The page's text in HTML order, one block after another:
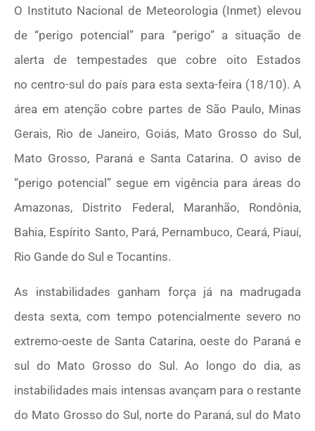
O Instituto Nacional de Meteorologia (Inmet) elevou
de “perigo potencial” para “perigo” a situação de
alerta de tempestades que cobre oito Estados
no centro-sul do país para esta sexta-feira (18/10). A
área em atenção cobre partes de São Paulo, Minas
Gerais, Rio de Janeiro, Goiás, Mato Grosso do Sul,
Mato Grosso, Paraná e Santa Catarina. O aviso de
“perigo potencial” segue em vigência para áreas do
Amazonas, Distrito Federal, Maranhão, Rondônia,
Bahia, Espírito Santo, Pará, Pernambuco, Ceará, Piauí,
Rio Gande do Sul e Tocantins.
As instabilidades ganham força já na madrugada
desta sexta, com tempo potencialmente severo no
extremo-oeste de Santa Catarina, oeste do Paraná e
sul do Mato Grosso do Sul. Ao longo do dia, as
instabilidades mais intensas avançam para o restante
do Mato Grosso do Sul, norte do Paraná, sul do Mato